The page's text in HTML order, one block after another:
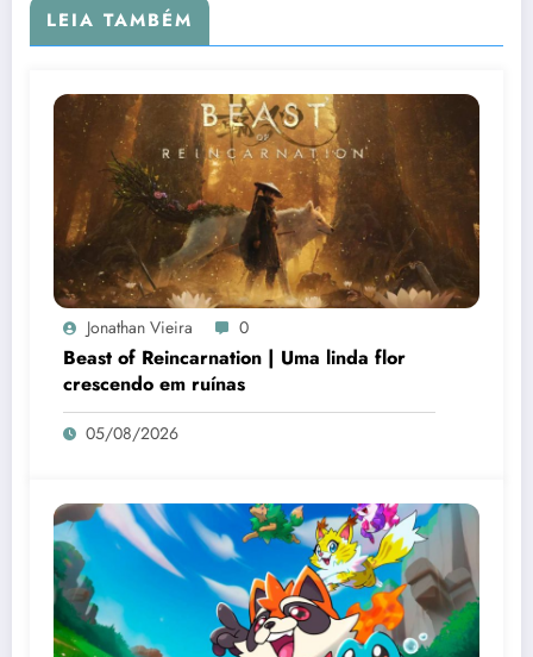
LEIA TAMBÉM
Jonathan Vieira 0
Beast of Reincarnation | Uma linda flor
crescendo em ruínas
05/08/2026